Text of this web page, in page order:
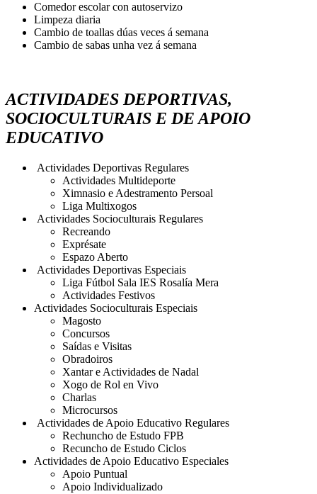
Comedor escolar con autoservizo
Limpeza diaria
Cambio de toallas dúas veces á semana
Cambio de sabas unha vez á semana
ACTIVIDADES DEPORTIVAS,
SOCIOCULTURAIS E DE APOIO
EDUCATIVO
Actividades Deportivas Regulares
Actividades Multideporte
Ximnasio e Adestramento Persoal
Liga Multixogos
Actividades Socioculturais Regulares
Recreando
Exprésate
Espazo Aberto
Actividades Deportivas Especiais
Liga Fútbol Sala IES Rosalía Mera
Actividades Festivos
Actividades Socioculturais Especiais
Magosto
Concursos
Saídas e Visitas
Obradoiros
Xantar e Actividades de Nadal
Xogo de Rol en Vivo
Charlas
Microcursos
Actividades de Apoio Educativo Regulares
Rechuncho de Estudo FPB
Recuncho de Estudo Ciclos
Actividades de Apoio Educativo Especiales
Apoio Puntual
Apoio Individualizado